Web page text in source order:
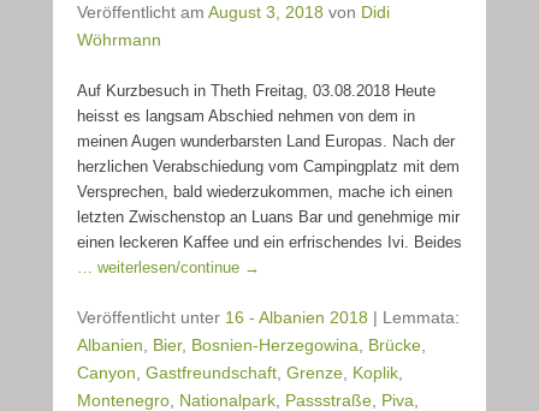
Veröffentlicht am August 3, 2018 von Didi
Wöhrmann
Auf Kurzbesuch in Theth Freitag, 03.08.2018 Heute
heisst es langsam Abschied nehmen von dem in
meinen Augen wunderbarsten Land Europas. Nach der
herzlichen Verabschiedung vom Campingplatz mit dem
Versprechen, bald wiederzukommen, mache ich einen
letzten Zwischenstop an Luans Bar und genehmige mir
einen leckeren Kaffee und ein erfrischendes Ivi. Beides
… weiterlesen/continue →
Veröffentlicht unter 16 - Albanien 2018 | Lemmata:
Albanien
Bier, Bosnien-Herzegowina Brücke
Canyon Gastfreundschaft Grenze Koplik
Montenegro Nationalpark Passstraße Piva